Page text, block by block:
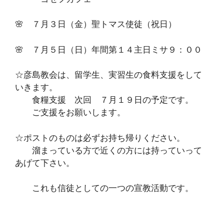
🌸 ７月３日（金）聖トマス使徒（祝日）
🌸 ７月５日（日）年間第１４主日ミサ９：００
☆彦島教会は、留学生、実習生の食料支援をして
いきます。
食糧支援 次回 ７月１９日の予定です。
ご支援をお願いします。
☆ポストのものは必ずお持ち帰りください。
溜まっている方で近くの方には持っていって
あげて下さい。
これも信徒としての一つの宣教活動です。